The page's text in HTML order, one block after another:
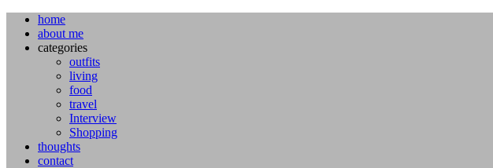
home
about me
categories
outfits
living
food
travel
Interview
Shopping
thoughts
contact